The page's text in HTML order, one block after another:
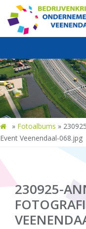
» Fotoalbums »
Event Veenendaal-068.jpg
230925-